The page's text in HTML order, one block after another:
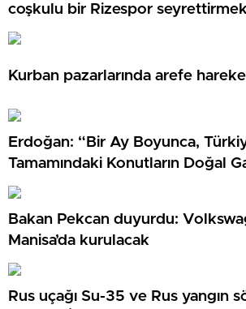
coşkulu bir Rizespor
Kurban pazarlarında arefe
Erdoğan: “Bir Ay Boyunca,
Tamamındaki Konutların Doğal
Tüketiminden Fiyat Almayacağız”
Bakan Pekcan duyurdu:
Manisa’da kurulacak
Rus uçağı Su-35 ve Rus yangın